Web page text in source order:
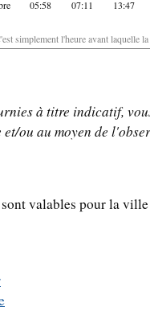
05:58 07:11 13:47
simplement l'heure avant laquelle
à titre indicatif,
ou au moyen de
valables pour la